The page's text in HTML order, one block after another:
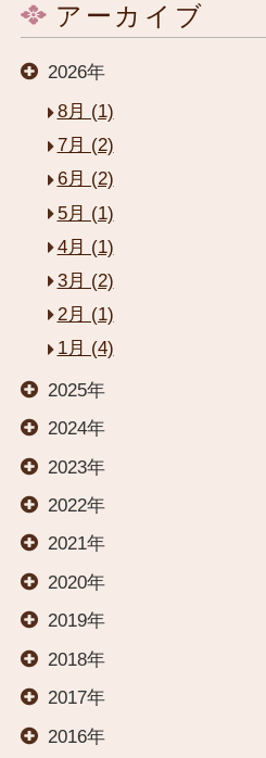
アーカイブ
2026年
8月 (1)
7月 (2)
6月 (2)
5月 (1)
4月 (1)
3月 (2)
2月 (1)
1月 (4)
2025年
2024年
2023年
2022年
2021年
2020年
2019年
2018年
2017年
2016年
HOME
お部屋
温泉
料理
交通案内